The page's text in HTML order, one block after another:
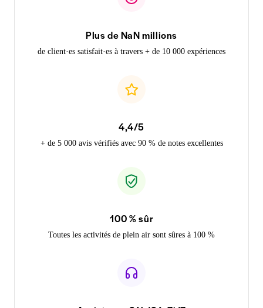
Plus de NaN millions
de client·es satisfait·es à travers + de 10 000 expériences
4,4/5
+ de 5 000 avis vérifiés avec 90 % de notes excellentes
100 % sûr
Toutes les activités de plein air sont sûres à 100 %